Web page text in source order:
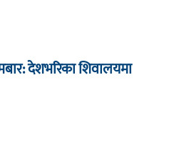
देशभरिका शिवालयमा